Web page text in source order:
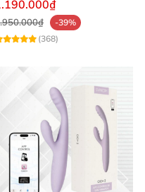
rất mới lạ
và khó
-39%
(368)